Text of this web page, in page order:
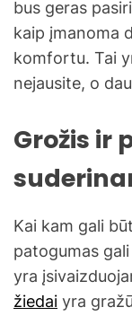
bus geras
kaip įmanoma
komfortu. Tai
nejausite, o
Grožis ir
Kai kam gali
patogumas
yra
žiedai yra